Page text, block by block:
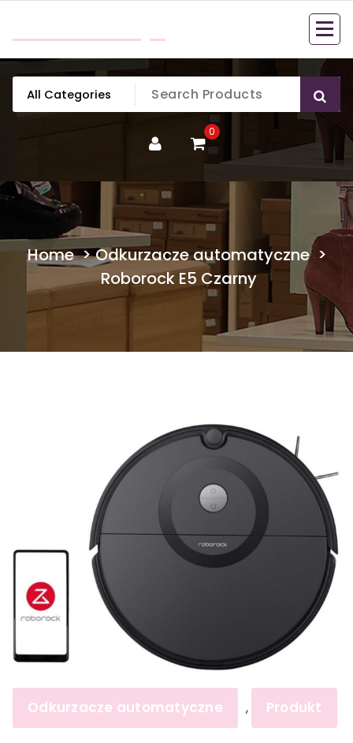
content
0
Home>Odkurzacze automatyczne>
Roborock E5 Czarny
Odkurzacze automatyczne , Produkt